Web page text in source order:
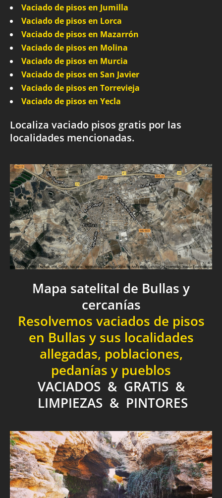
Vaciado de pisos en Jumilla
Vaciado de pisos en Lorca
Vaciado de pisos en Mazarrón
Vaciado de pisos en Molina
Vaciado de pisos en Murcia
Vaciado de pisos en San Javier
Vaciado de pisos en Torrevieja
Vaciado de pisos en Yecla
Localiza vaciado pisos gratis por las
localidades mencionadas.
Mapa satelital de Bullas y
cercanías
Resolvemos vaciados de pisos
en Bullas y sus localidades
allegadas, poblaciones,
pedanías y pueblos
VACIADOS & GRATIS &
LIMPIEZAS & PINTORES